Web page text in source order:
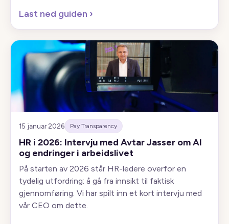
Last ned guiden ›
15 januar 2026 Pay Transparency
HR i 2026: Intervju med Avtar Jasser om AI
og endringer i arbeidslivet
På starten av 2026 står HR-ledere overfor en
tydelig utfordring: å gå fra innsikt til faktisk
gjennomføring. Vi har spilt inn et kort intervju med
vår CEO om dette.